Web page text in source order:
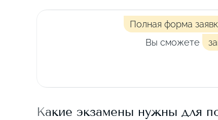
Полная форма
Вы сможете
Какие экзамены нужны для